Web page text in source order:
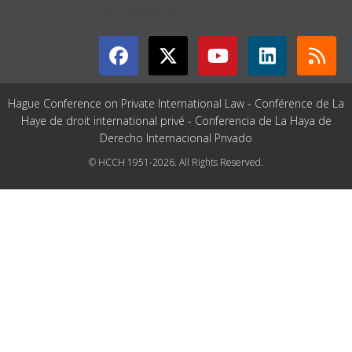
Hague Conference on Private International Law - Conférence de La
Haye de droit international privé - Conferencia de La Haya de
Derecho Internacional Privado
© HCCH 1951-2026. All Rights Reserved.